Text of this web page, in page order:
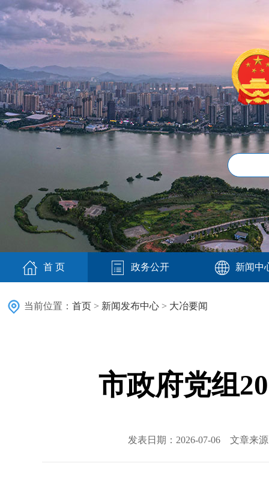
首 页 政务公开 新闻中
当前位置： 首页 > 新闻发布中心 > 大冶要闻
市政府党组
发表日期：2026-07-06 文章来